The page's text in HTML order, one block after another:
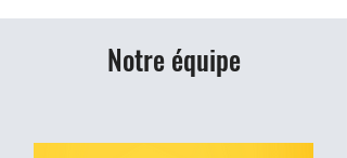
Notre équipe